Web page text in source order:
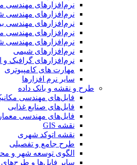
نرم‌افزارهای مهندسی
نرم‌افزارهای مهندسی
نرم‌افزارهای مهندسی برق
نرم‌افزارهای مهندسی
نرم‌افزارهای مهندسی شیمی
نرم‌افزارهای شیمی
نرم‌افزارهای گرافیک و
مهارت های کامپیوتری
سایر نرم افزارها
طرح و نقشه و بانک داده
فایل‌های مهندسی مکانیک
فایل‌های صنایع غذایی
فایل‌های مهندسی معماری
نقشه GIS
نقشه اتوکد شهری
طرح جامع و تفصیلی
الگوی توسعه شهر و محله
سایر فایل‌ها و طرح‌های